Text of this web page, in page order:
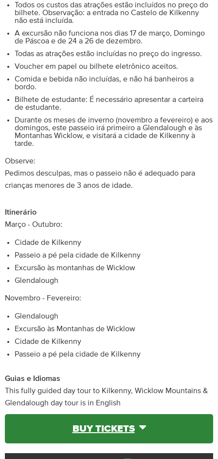
Todos os custos das atrações estão incluídos no preço do
bilhete. Observação: a entrada no Castelo de Kilkenny
não está incluída.
A excursão não funciona nos dias 17 de março, Domingo
de Páscoa e de 24 a 26 de dezembro.
Todas as atrações estão incluídas no preço do ingresso.
Voucher em papel ou bilhete eletrônico aceitos.
Comida e bebida não incluídas, e não há banheiros a
bordo.
Bilhete de estudante: É necessário apresentar a carteira
de estudante.
Durante os meses de inverno (novembro a fevereiro) e aos
domingos, este passeio irá primeiro a Glendalough e às
Montanhas Wicklow, e visitará a cidade de Kilkenny à
tarde.
Observe:
Pedimos desculpas, mas o passeio não é adequado para
crianças menores de 3 anos de idade.
Itinerário
Março - Outubro:
Cidade de Kilkenny
Passeio a pé pela cidade de Kilkenny
Excursão às montanhas de Wicklow
Glendalough
Novembro - Fevereiro:
Glendalough
Excursão às Montanhas de Wicklow
Cidade de Kilkenny
Passeio a pé pela cidade de Kilkenny
Guias e Idiomas
This fully guided day tour to Kilkenny, Wicklow Mountains &
Glendalough day tour is in English
BUY TICKETS